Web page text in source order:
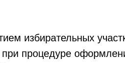
избирательных
процедуре